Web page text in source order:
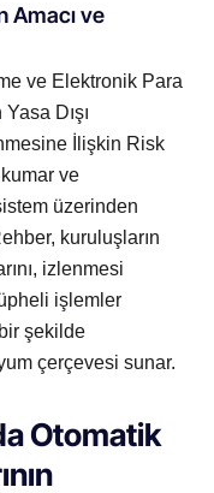
Amacı ve
ve Elektronik Para
Dışı
İlişkin Risk
ve
üzerinden
kuruluşların
izlenmesi
işlemler
şekilde
çerçevesi sunar.
Otomatik